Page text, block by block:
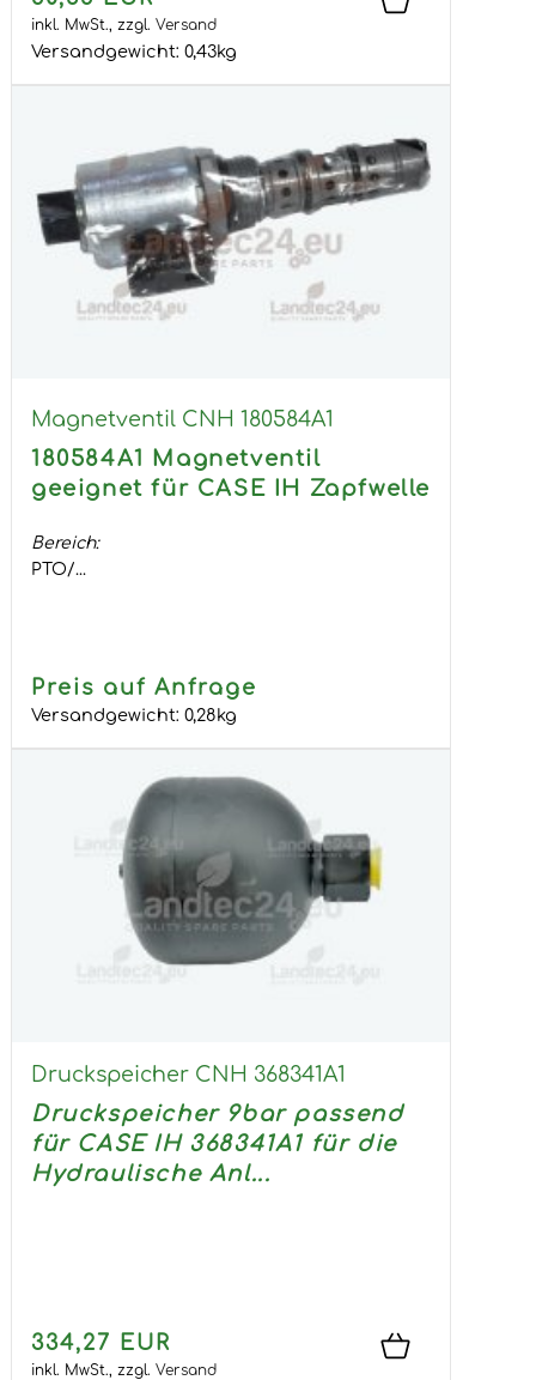
inkl. MwSt., zzgl. Versand
Versandgewicht: 0,43kg
Magnetventil CNH 180584A1
180584A1 Magnetventil
geeignet für CASE IH Zapfwelle
Bereich:
PTO/...
Preis auf Anfrage
Versandgewicht: 0,28kg
Druckspeicher CNH 368341A1
Druckspeicher 9bar passend
für CASE IH 368341A1 für die
Hydraulische Anl...
334,27 EUR
inkl. MwSt., zzgl. Versand